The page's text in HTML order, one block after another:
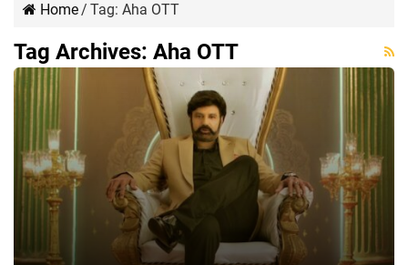
Home/ Tag: Aha OTT
Tag Archives: Aha OTT